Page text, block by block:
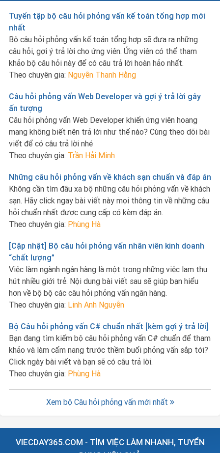
Tuyển tập bộ câu hỏi phỏng vấn kế toán tổng hợp mới
nhất
Bộ câu hỏi phỏng vấn kế toán tổng hợp sẽ đưa ra những
câu hỏi, gợi ý trả lời cho ứng viên. Ứng viên có thể tham
khảo bộ câu hỏi này để có câu trả lời hoàn hảo nhất.
Theo chuyên gia: Nguyễn Thanh Hằng
Câu hỏi phỏng vấn Web Developer và gợi ý trả lời gây
ấn tượng
Câu hỏi phỏng vấn Web Developer khiến ứng viên hoang
mang không biết nên trả lời như thế nào? Cùng theo dõi bài
viết để có câu trả lời nhé
Theo chuyên gia: Trần Hải Minh
Những câu hỏi phỏng vấn về khách sạn chuẩn và đáp án
Không cần tìm đâu xa bộ những câu hỏi phỏng vấn về khách
sạn. Hãy click ngay bài viết này mọi thông tin về những câu
hỏi chuẩn nhất được cung cấp có kèm đáp án.
Theo chuyên gia: Phùng Hà
[Cập nhật] Bộ câu hỏi phỏng vấn nhân viên kinh doanh
“chất lượng”
Việc làm ngành ngân hàng là một trong những việc lam thu
hút nhiều giới trẻ. Nội dung bài viết sau sẽ giúp bạn hiểu
hơn về bộ bộ các câu hỏi phỏng vấn ngân hàng.
Theo chuyên gia: Linh Anh Nguyễn
Bộ Câu hỏi phỏng vấn C# chuẩn nhất [kèm gợi ý trả lời]
Bạn đang tìm kiếm bộ câu hỏi phỏng vấn C# chuẩn để tham
khảo và làm cẩm nang trước thềm buổi phỏng vấn sắp tới?
Click ngày bài viết và bạn sẽ có câu trả lời.
Theo chuyên gia: Phùng Hà
Xem bộ Câu hỏi phỏng vấn mới nhất
VIECDAY365.COM - TÌM VIỆC LÀM NHANH, TUYỂN